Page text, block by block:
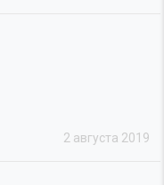
2 августа 2019